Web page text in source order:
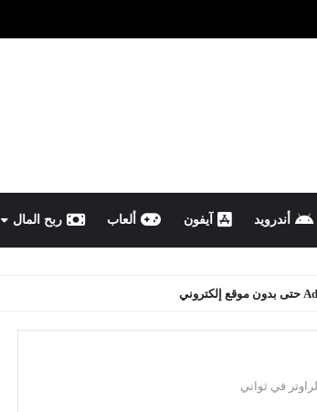
أندرويد آيفون ألعاب ربح المال
في ثواني